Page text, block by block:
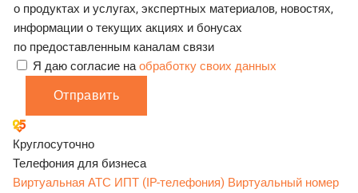
о продуктах и услугах, экспертных материалов, новостях,
информации о текущих акциях и бонусах
по предоставленным каналам связи
Я даю согласие наобработку своих данных
Отправить
Круглосуточно
Телефония для бизнеса
Виртуальная АТС ИПТ (IP-телефония) Виртуальный номер